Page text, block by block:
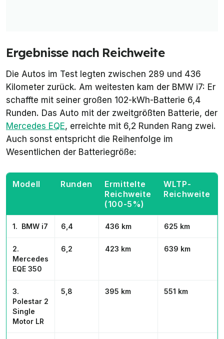
Ergebnisse nach Reichweite
Die Autos im Test legten zwischen 289 und 436
Kilometer zurück. Am weitesten kam der BMW i7: Er
schaffte mit seiner großen 102-kWh-Batterie 6,4
Runden. Das Auto mit der zweitgrößten Batterie, der
Mercedes EQE, erreichte mit 6,2 Runden Rang zwei.
Auch sonst entspricht die Reihenfolge im
Wesentlichen der Batteriegröße:
Modell Runden
Ermittelte
Reichweite
(100-5%)
WLTP-
Reichweite
1. BMW i7 6,4 436 km 625 km
2.
Mercedes
EQE 350
6,2 423 km 639 km
3.
Polestar 2
Single
Motor LR
5,8 395 km 551 km